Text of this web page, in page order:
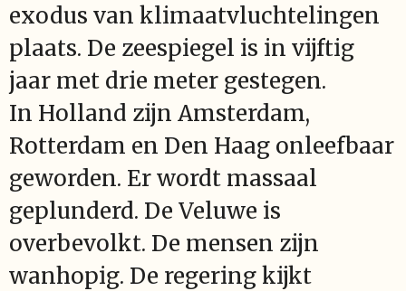
exodus van klimaatvluchtelingen
plaats. De zeespiegel is in vijftig
jaar met drie meter gestegen.
In Holland zijn Amsterdam,
Rotterdam en Den Haag onleefbaar
geworden. Er wordt massaal
geplunderd. De Veluwe is
overbevolkt. De mensen zijn
wanhopig. De regering kijkt